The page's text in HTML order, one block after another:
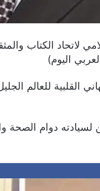
لاتحاد الكتاب
اليوم)
القلبية للعالم
لسيادته دوام الصحة